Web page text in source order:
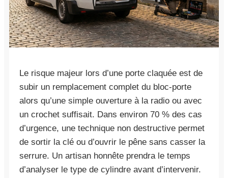
Le risque majeur lors d’une porte claquée est de
subir un remplacement complet du bloc-porte
alors qu’une simple ouverture à la radio ou avec
un crochet suffisait. Dans environ 70 % des cas
d’urgence, une technique non destructive permet
de sortir la clé ou d’ouvrir le pêne sans casser la
serrure. Un artisan honnête prendra le temps
d’analyser le type de cylindre avant d’intervenir.